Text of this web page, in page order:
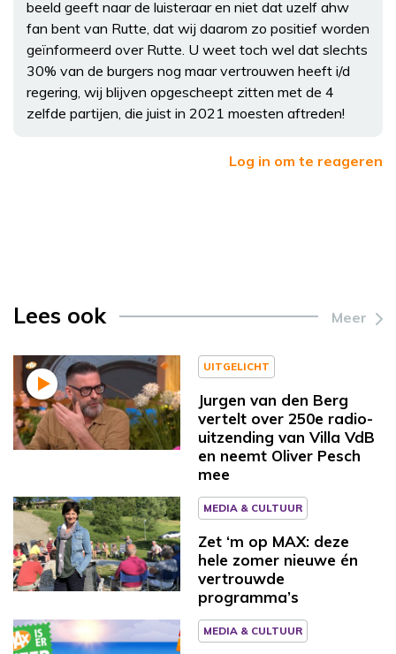
beeld geeft naar de luisteraar en niet dat uzelf ahw
fan bent van Rutte, dat wij daarom zo positief worden
geïnformeerd over Rutte. U weet toch wel dat slechts
30% van de burgers nog maar vertrouwen heeft i/d
regering, wij blijven opgescheept zitten met de 4
zelfde partijen, die juist in 2021 moesten aftreden!
Log in om te reageren
Lees ook Meer
UITGELICHT
Jurgen van den Berg
vertelt over 250e radio-
uitzending van Villa VdB
en neemt Oliver Pesch
mee
MEDIA & CULTUUR
Zet ‘m op MAX: deze
hele zomer nieuwe én
vertrouwde
programma’s
MEDIA & CULTUUR